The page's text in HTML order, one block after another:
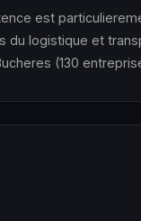
est
du logistique et
(130